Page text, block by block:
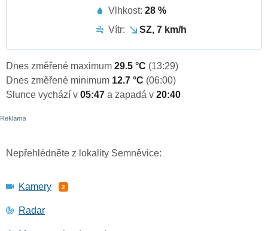
Vlhkost: 28 %
Vítr:
SZ, 7 km/h
Dnes změřené maximum 29.5 °C (13:29)
Dnes změřené minimum 12.7 °C (06:00)
Slunce vychází v 05:47 a zapadá v 20:40
Nepřehlédněte z lokality Semněvice:
Kamery 2
Radar